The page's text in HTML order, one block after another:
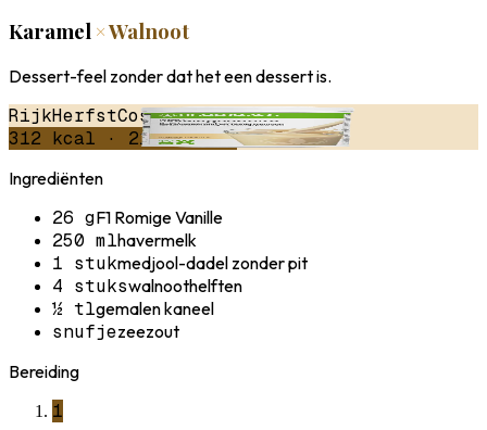
Karamel ×Walnoot
Dessert-feel zonder dat het een dessert is.
RijkHerfstCosy
312 kcal · 21g eiwit
Ingrediënten
26 gF1 Romige Vanille
250 mlhavermelk
1 stukmedjool-dadel zonder pit
4 stukswalnoothelften
½ tlgemalen kaneel
snufjezeezout
Bereiding
1